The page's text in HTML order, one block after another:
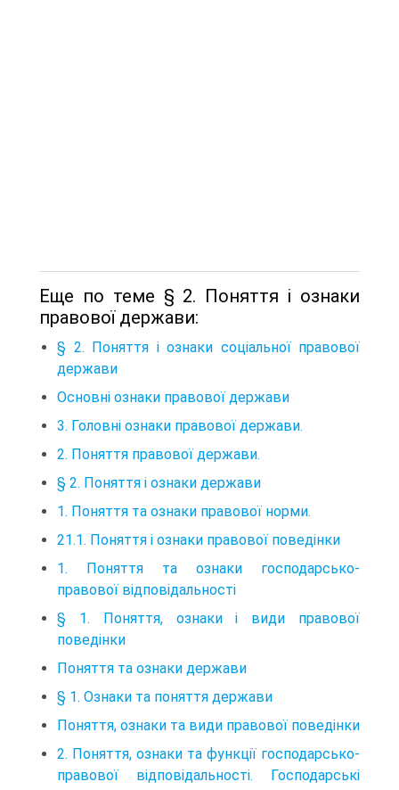
Еще по теме § 2. Поняття і ознаки
правової держави:
§ 2. Поняття і ознаки соціальної правової
держави
Основні ознаки правової держави
3. Головні ознаки правової держави.
2. Поняття правової держави.
§ 2. Поняття і ознаки держави
1. Поняття та ознаки правової норми.
21.1. Поняття і ознаки правової поведінки
1. Поняття та ознаки господарсько-
правової відповідальності
§ 1. Поняття, ознаки і види правової
поведінки
Поняття та ознаки держави
§ 1. Ознаки та поняття держави
Поняття, ознаки та види правової поведінки
2. Поняття, ознаки та функції господарсько-
правової відповідальності. Господарські